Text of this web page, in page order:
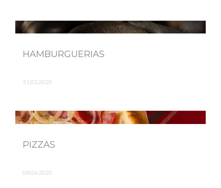
HAMBURGUERIAS
31.03.2020
PIZZAS
08.04.2020